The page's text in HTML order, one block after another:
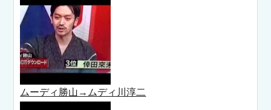
ムーディ勝山→ムディ川淳二